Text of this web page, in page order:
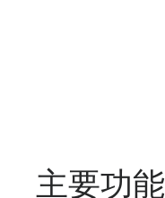
主要功能